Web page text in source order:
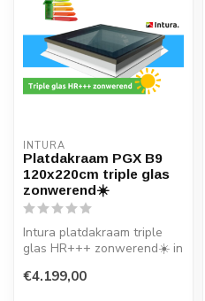
INTURA
Platdakraam PGX B9
120x220cm triple glas
zonwerend☀️
Intura platdakraam triple
glas HR+++ zonwerend☀️ in
ideaal ...
€4.199,00